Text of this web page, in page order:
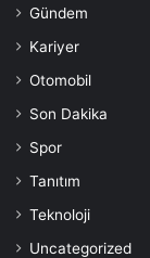
Gündem
Kariyer
Otomobil
Son Dakika
Spor
Tanıtım
Teknoloji
Uncategorized